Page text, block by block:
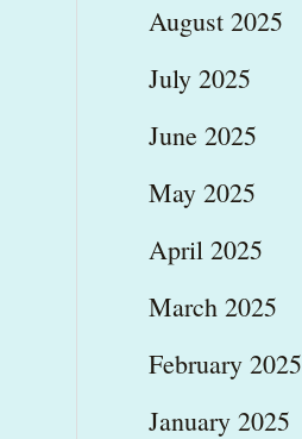
August 2025
July 2025
June 2025
May 2025
April 2025
March 2025
February 2025
January 2025